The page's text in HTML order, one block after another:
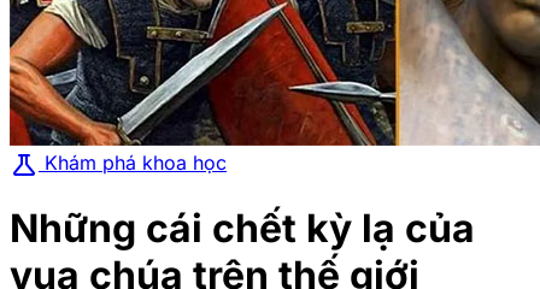
science Khám phá khoa học
Những cái chết kỳ lạ của
vua chúa trên thế giới